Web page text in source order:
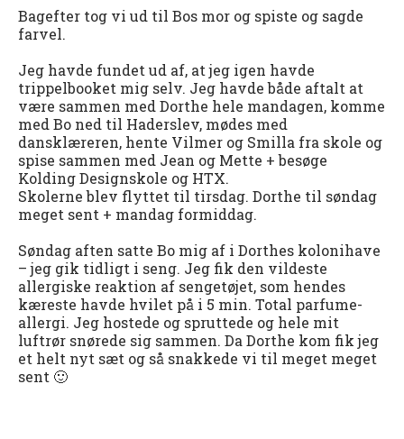
Bagefter tog vi ud til Bos mor og spiste og sagde
farvel.
Jeg havde fundet ud af, at jeg igen havde
trippelbooket mig selv. Jeg havde både aftalt at
være sammen med Dorthe hele mandagen, komme
med Bo ned til Haderslev, mødes med
dansklæreren, hente Vilmer og Smilla fra skole og
spise sammen med Jean og Mette + besøge
Kolding Designskole og HTX.
Skolerne blev flyttet til tirsdag. Dorthe til søndag
meget sent + mandag formiddag.
Søndag aften satte Bo mig af i Dorthes kolonihave
– jeg gik tidligt i seng. Jeg fik den vildeste
allergiske reaktion af sengetøjet, som hendes
kæreste havde hvilet på i 5 min. Total parfume-
allergi. Jeg hostede og spruttede og hele mit
luftrør snørede sig sammen. Da Dorthe kom fik jeg
et helt nyt sæt og så snakkede vi til meget meget
sent 🙂